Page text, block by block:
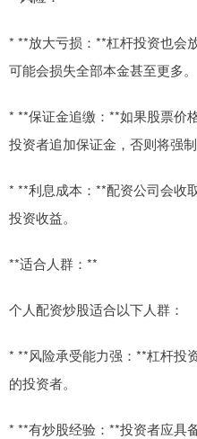
* **放大亏损：**杠杆投资也会
可能会损失全部本金甚至更多。
* **保证金追缴：**如果股票价
投资者追加保证金，否则将强制
* **利息成本：**配资公司会收
投资收益。
**适合人群：**
个人配资炒股适合以下人群：
* **风险承受能力强：**杠杆投
的投资者。
* **有炒股经验：**投资者应具